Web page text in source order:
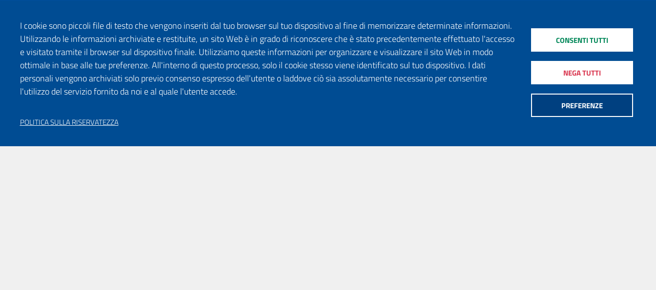
I cookie sono piccoli file di testo che vengono inseriti dal tuo browser sul tuo dispositivo al fine di memorizzare determinate informazioni.
Utilizzando le informazioni archiviate e restituite, un sito Web è in grado di riconoscere che è stato precedentemente effettuato l'accesso
e visitato tramite il browser sul dispositivo finale. Utilizziamo queste informazioni per organizzare e visualizzare il sito Web in modo
ottimale in base alle tue preferenze. All'interno di questo processo, solo il cookie stesso viene identificato sul tuo dispositivo. I dati
personali vengono archiviati solo previo consenso espresso dell'utente o laddove ciò sia assolutamente necessario per consentire
l'utilizzo del servizio fornito da noi e al quale l'utente accede.
POLITICA SULLA RISERVATEZZA
PREFERENZE
NEGA TUTTI
CONSENTI TUTTI